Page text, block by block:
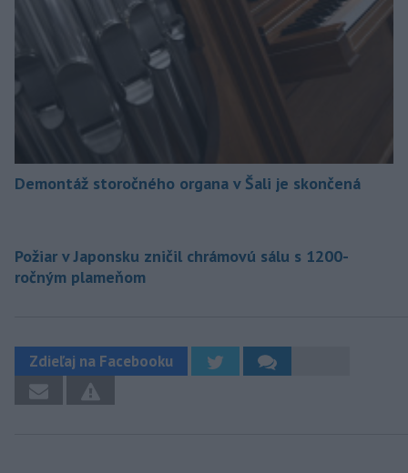
Demontáž storočného organa v Šali je skončená
Požiar v Japonsku zničil chrámovú sálu s 1200-
ročným plameňom
Zdieľaj na Facebooku